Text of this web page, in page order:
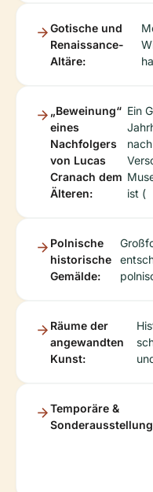
Gotische und
Renaissance-
Altäre:
„Beweinung“
eines
Nachfolgers
von Lucas
Cranach dem
Älteren:
Ein
ist (
Polnische
historische
Gemälde:
Räume der
angewandten
Kunst:
Temporäre &